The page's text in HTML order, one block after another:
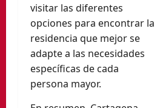
visitar las diferentes
opciones para encontrar la
residencia que mejor se
adapte a las necesidades
específicas de cada
persona mayor.